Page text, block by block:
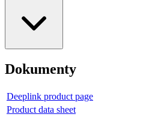
Dokumenty
Deeplink product page
Product data sheet